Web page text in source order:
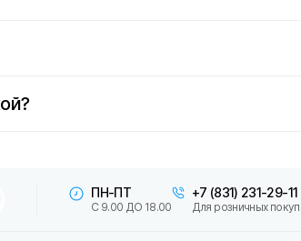
ПН-ПТ
С 9.00 ДО 18.00
+7 (831) 231-29-11
Для розничных